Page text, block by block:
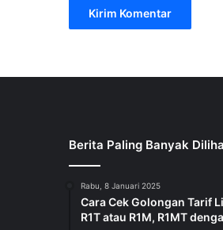
Berita Paling Banyak
Rabu, 8 Januari 2025
Cara Cek Golongan Tarif
R1T atau R1M, R1MT